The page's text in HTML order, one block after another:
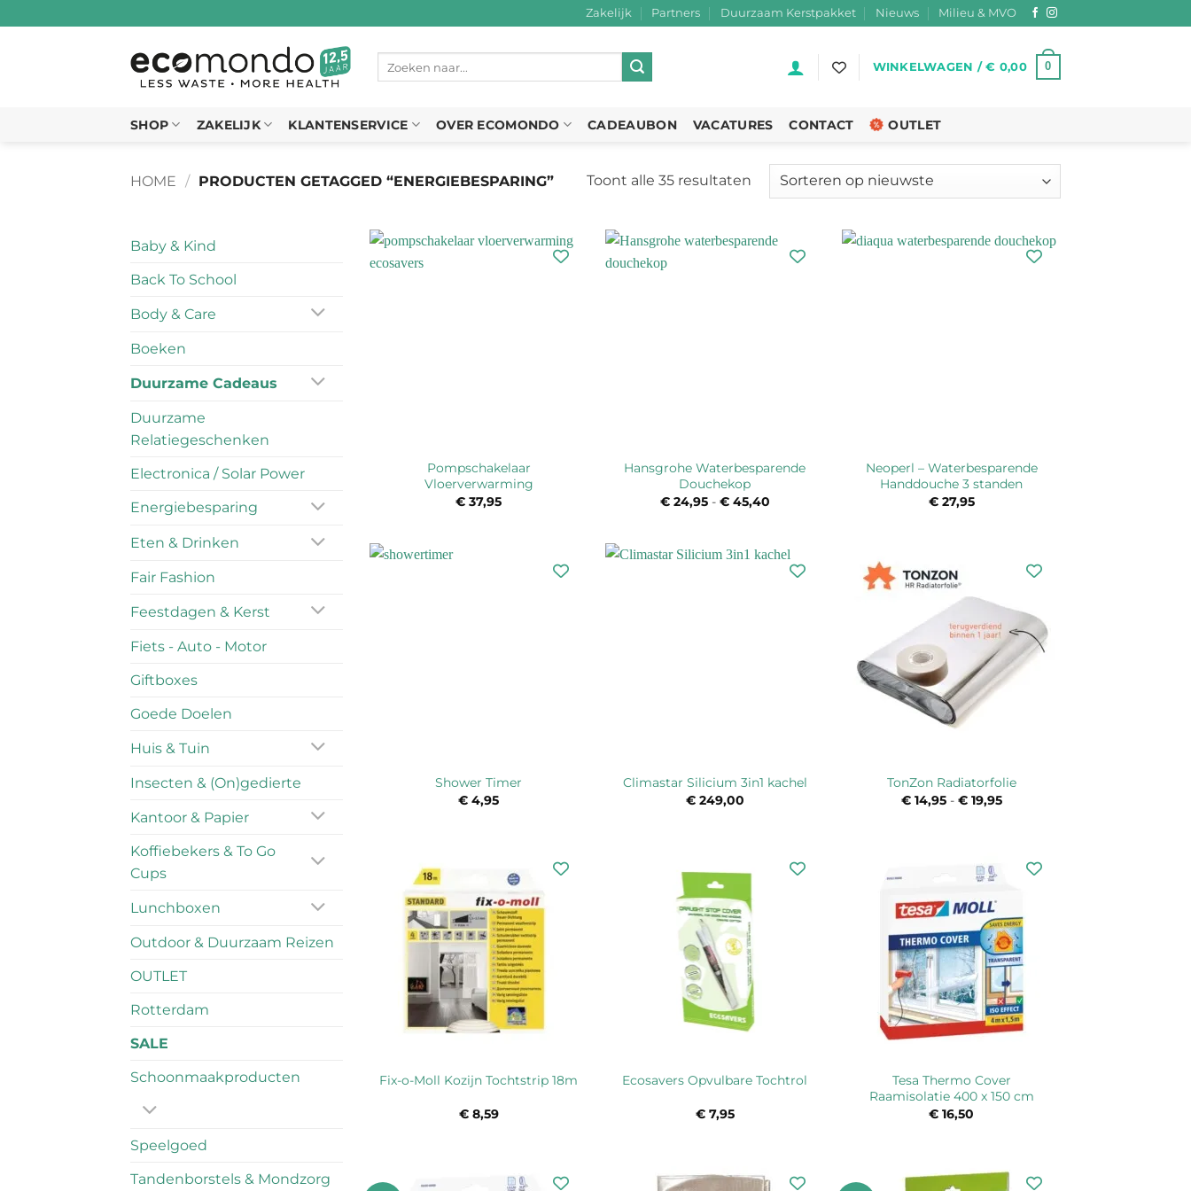
Zakelijk Partners Duurzaam Kerstpakket Nieuws Milieu & MVO
Zoeken
WINKELWAGEN /€ 0,00 0
SHOP ZAKELIJK KLANTENSERVICE OVER ECOMONDO CADEAUBON VACATURES CONTACT OUTLET
HOME / PRODUCTEN GETAGGED “ENERGIEBESPARING” Toont alle 35 resultaten Gesorteerd
op
Baby & Kind
Back To School
Body & Care
Boeken
Duurzame Cadeaus
Duurzame
Relatiegeschenken
Electronica / Solar Power
Energiebesparing
Eten & Drinken
Fair Fashion
Feestdagen & Kerst
Fiets - Auto - Motor
Giftboxes
Goede Doelen
Huis & Tuin
Insecten & (On)gedierte
Kantoor & Papier
Koffiebekers & To Go
Cups
Lunchboxen
Outdoor & Duurzaam Reizen
OUTLET
Rotterdam
SALE
Schoonmaakproducten
Speelgoed
Tandenborstels & Mondzorg
Pompschakelaar
Vloerverwarming
€ 37,95
Hansgrohe Waterbesparende
Douchekop
€24,95 - €45,40
Neoperl – Waterbesparende
Handdouche 3 standen
€27,95
Shower Timer
€ 4,95
Climastar Silicium 3in1 kachel
€249,00
TonZon Radiatorfolie
€14,95 - €19,95Prijsklasse:
Fix-o-Moll Kozijn Tochtstrip 18m
€8,59
Ecosavers Opvulbare Tochtrol
€7,95
Tesa Thermo Cover
Raamisolatie 400 x 150 cm
€ 16,50